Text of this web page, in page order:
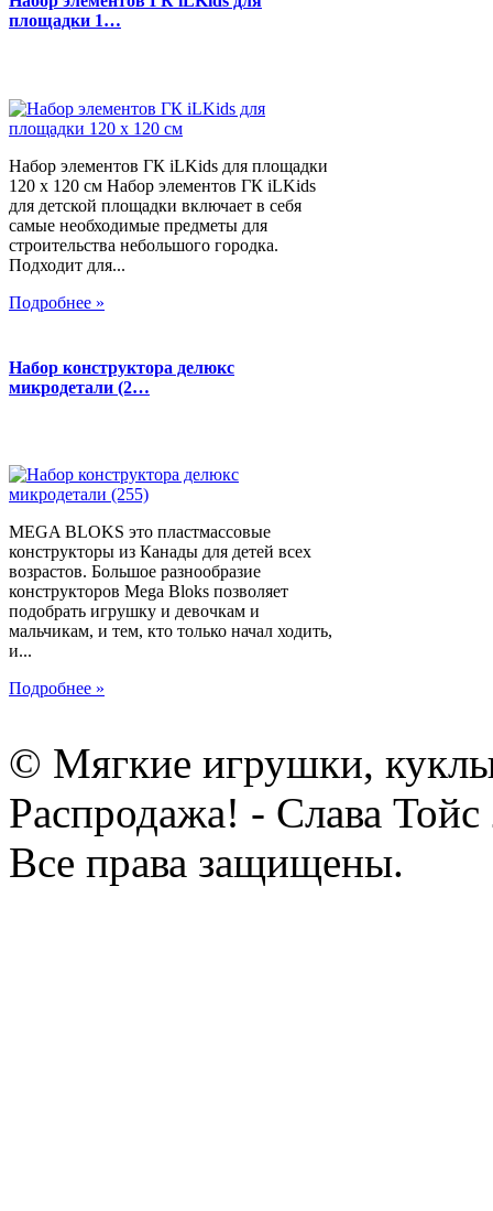
площадки 1…
Набор элементов ГК iLKids для площадки
120 х 120 см Набор элементов ГК iLKids
для детской площадки включает в себя
самые необходимые предметы для
строительства небольшого городка.
Подходит для...
Подробнее »
Набор конструктора делюкс
микродетали (2…
MEGA BLOKS это пластмассовые
конструкторы из Канады для детей всех
возрастов. Большое разнообразие
конструкторов Mega Bloks позволяет
подобрать игрушку и девочкам и
мальчикам, и тем, кто только начал ходить,
и...
Подробнее »
© Мягкие игрушки,
Распродажа! - Слава Тойс
Все права защищены.